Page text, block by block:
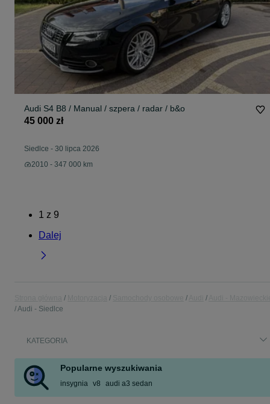
Audi S4 B8 / Manual / szpera / radar / b&o
45 000 zł
Siedlce - 30 lipca 2026
2010 - 347 000 km
1 z 9
Dalej
Audi - Siedlce
KATEGORIA
Popularne wyszukiwania
insygnia v8 audi a3 sedan